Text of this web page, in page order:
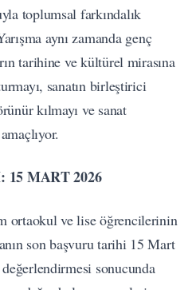
toplumsal farkındalık
aynı zamanda genç
tarihine ve kültürel mirasına
sanatın birleştirici
kılmayı ve sanat
15 MART 2026
ortaokul ve lise öğrencilerinin
son başvuru tarihi 15 Mart
sonucunda